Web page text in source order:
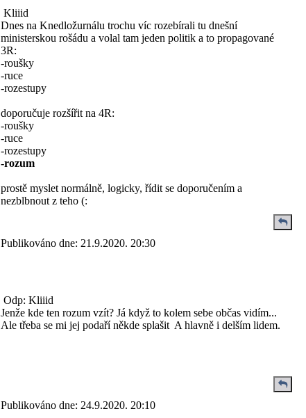
Kliiid
Dnes na Knedložurnálu trochu víc rozebírali tu dnešní
ministerskou rošádu a volal tam jeden politik a to propagované
3R:
-roušky
-ruce
-rozestupy
doporučuje rozšířit na 4R:
-roušky
-ruce
-rozestupy
-rozum
prostě myslet normálně, logicky, řídit se doporučením a
nezblbnout z teho (:
Publikováno dne: 21.9.2020. 20:30
Odp: Kliiid
Jenže kde ten rozum vzít? Já když to kolem sebe občas vidím...
Ale třeba se mi jej podaří někde splašit A hlavně i delším lidem.
Publikováno dne: 24.9.2020. 20:10